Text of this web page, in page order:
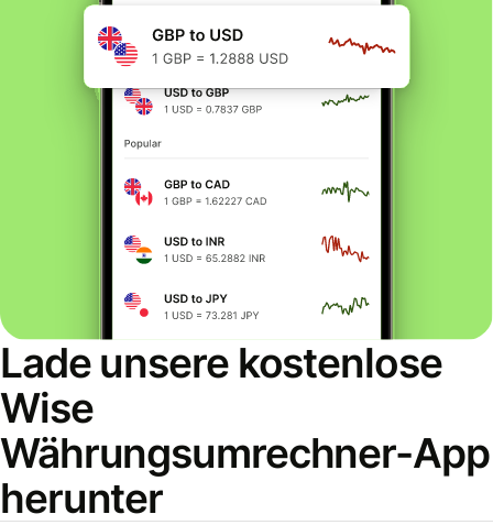
Lade unsere kostenlose
Wise
Währungsumrechner-App
herunter